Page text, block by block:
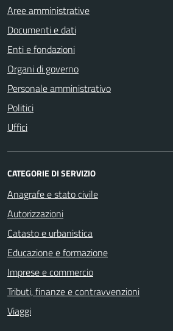
Aree amministrative
Documenti e dati
Enti e fondazioni
Organi di governo
Personale amministrativo
Politici
Uffici
CATEGORIE DI SERVIZIO
Anagrafe e stato civile
Autorizzazioni
Catasto e urbanistica
Educazione e formazione
Imprese e commercio
Tributi, finanze e contravvenzioni
Viaggi